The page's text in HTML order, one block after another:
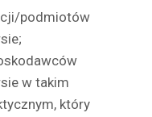
podmiotów
w takim
który